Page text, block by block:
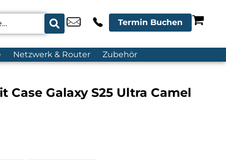
Termin Buchen
Netzwerk & Router Zubehör
Case Galaxy S25 Ultra Camel